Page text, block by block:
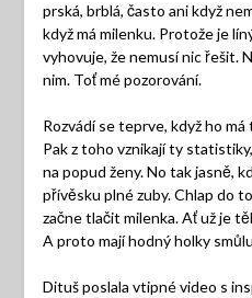
prská, brblá, často ani když
když má milenku. Protože je
vyhovuje, že nemusí nic řešit.
nim. Toť mé pozorování.
Rozvádí se teprve, když ho
Pak z toho vznikají ty
na popud ženy. No tak jasně,
přívěsku plné zuby. Chlap do
začne tlačit milenka. Ať už je
A proto mají hodný holky
Dituš poslala vtipné video s